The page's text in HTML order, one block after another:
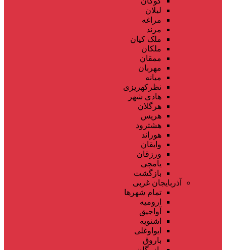
لیلان
مراغه
مرند
ملک کیان
ملکان
ممقان
مهربان
میانه
نظرکهریزی
هادی شهر
هرگلان
هریس
هشترود
هوراند
وایقان
ورزقان
یامچی
بازگشت
آذربایجان غربی
تمام شهر‌ها
ارومیه
آواجیق
اشنویه
ایواوغلی
باروق